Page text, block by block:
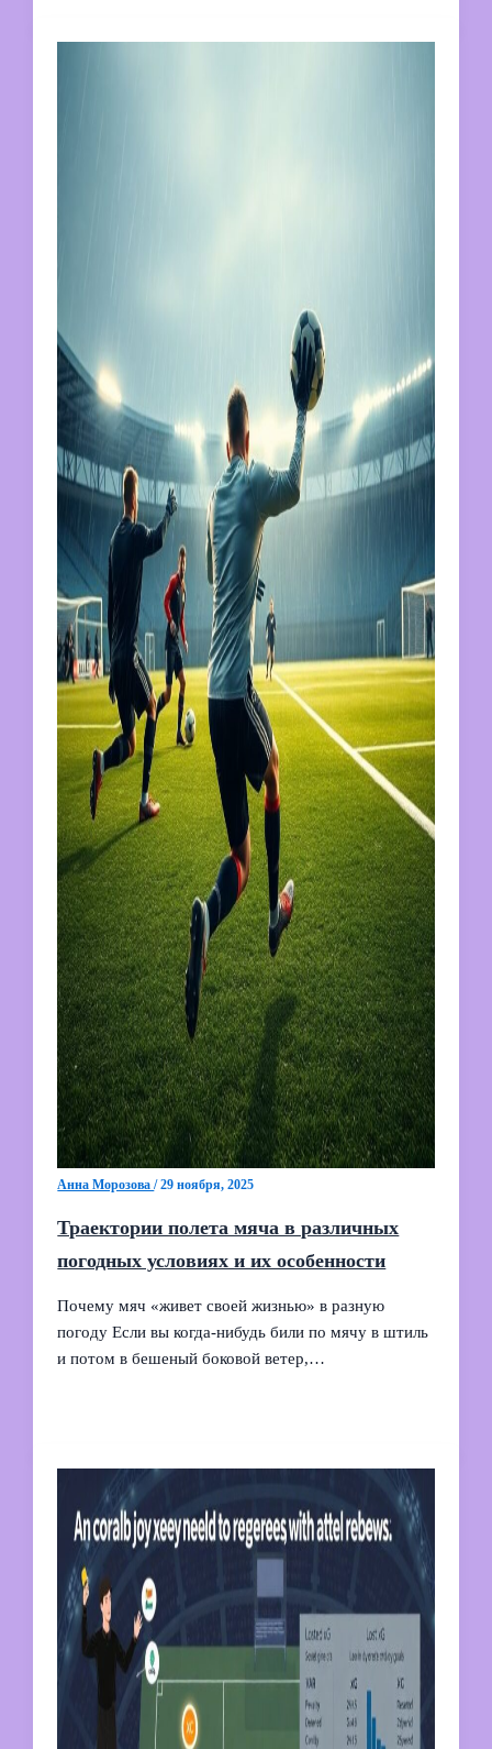
Анна Морозова/29 ноября, 2025
Траектории полета мяча в различных
погодных условиях и их особенности
Почему мяч «живет своей жизнью» в разную
погоду Если вы когда‑нибудь били по мячу в штиль
и потом в бешеный боковой ветер,…